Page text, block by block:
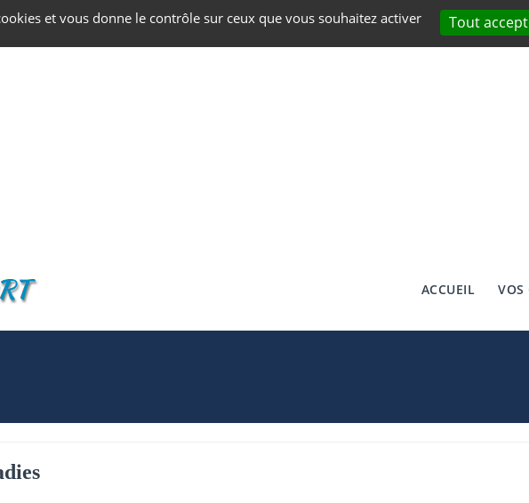
ACCUEIL VOS
et vous donne le contrôle sur ceux que vous souhaitez activer Tout